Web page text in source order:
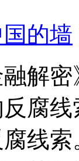
的墙
解
腐
线